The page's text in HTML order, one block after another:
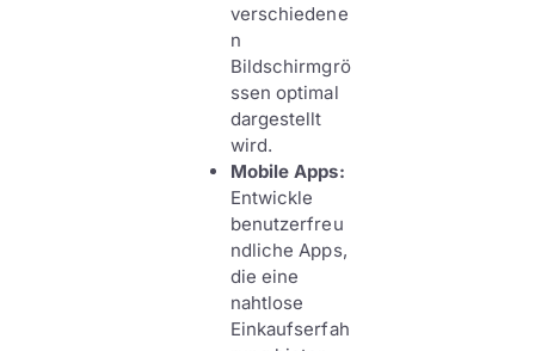
verschiedene
n
Bildschirmgrö
ssen optimal
dargestellt
wird.
Mobile Apps:
Entwickle
benutzerfreu
ndliche Apps,
die eine
nahtlose
Einkaufserfah